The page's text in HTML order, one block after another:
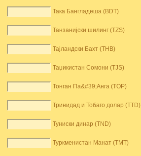
Така Бангладеша (BDT)
Танзанијски шилинг (TZS)
Тајландски Бахт (THB)
Таџикистан Сомони (TJS)
Тонган Па&#39;Анга (TOP)
Тринидад и Тобаго долар (TTD)
Туниски динар (TND)
Туркменистан Манат (TMT)